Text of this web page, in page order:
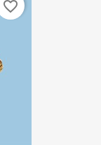
favorite_border